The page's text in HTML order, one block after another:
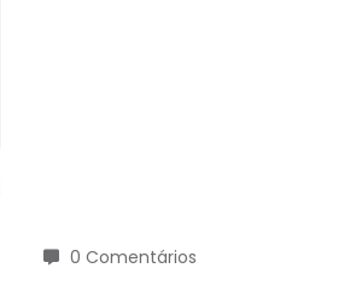
0 Comentários